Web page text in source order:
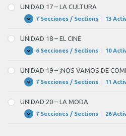
–
¡A
COMER!
UNIDAD 17 – LA CULTURA
Expandir
UNIDAD
–
LA
CULTURA
7 Secciones / Sections 13
UNIDAD 18 – EL CINE
Expandir
UNIDAD
–
EL
CINE
6 Secciones / Sections 10
UNIDAD 19 – ¡NOS VAMOS DE
Expandir
UNIDAD
–
¡NOS
VAMOS
DE
7 Secciones / Sections 11
UNIDAD 20 – LA MODA
Expandir
UNIDAD7 Secciones / Sections 26